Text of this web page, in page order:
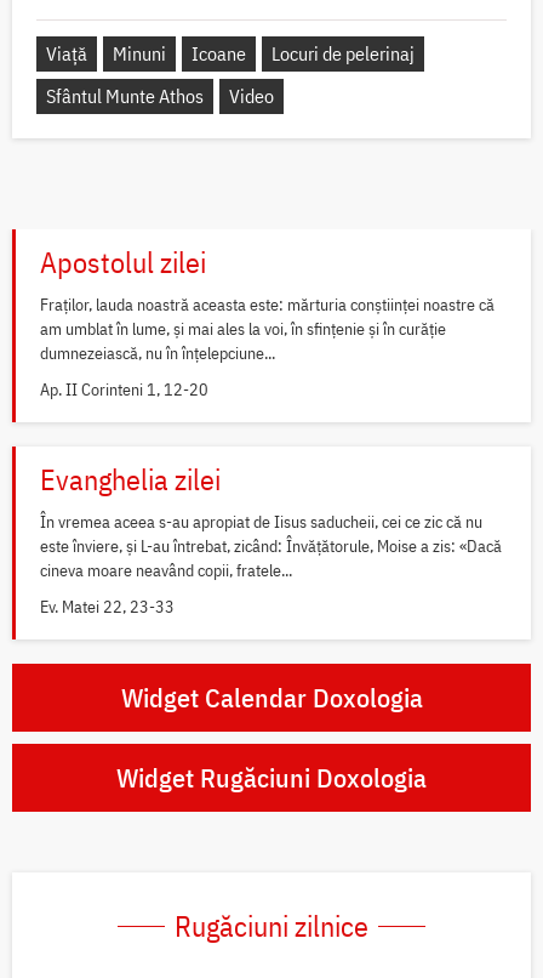
Viață Minuni Icoane
Locuri de pelerinaj
Sfântul Munte Athos
Video
Apostolul zilei
Fraților, lauda noastră aceasta este: mărturia conștiinței noastre că
am umblat în lume, și mai ales la voi, în sfințenie și în curăție
dumnezeiască, nu în înțelepciune...
Ap. II Corinteni 1, 12-20
Evanghelia zilei
În vremea aceea s-au apropiat de Iisus saducheii, cei ce zic că nu
este înviere, și L-au întrebat, zicând: Învățătorule, Moise a zis: «Dacă
cineva moare neavând copii, fratele...
Ev. Matei 22, 23-33
Widget Calendar Doxologia
Widget Rugăciuni Doxologia
Rugăciuni zilnice